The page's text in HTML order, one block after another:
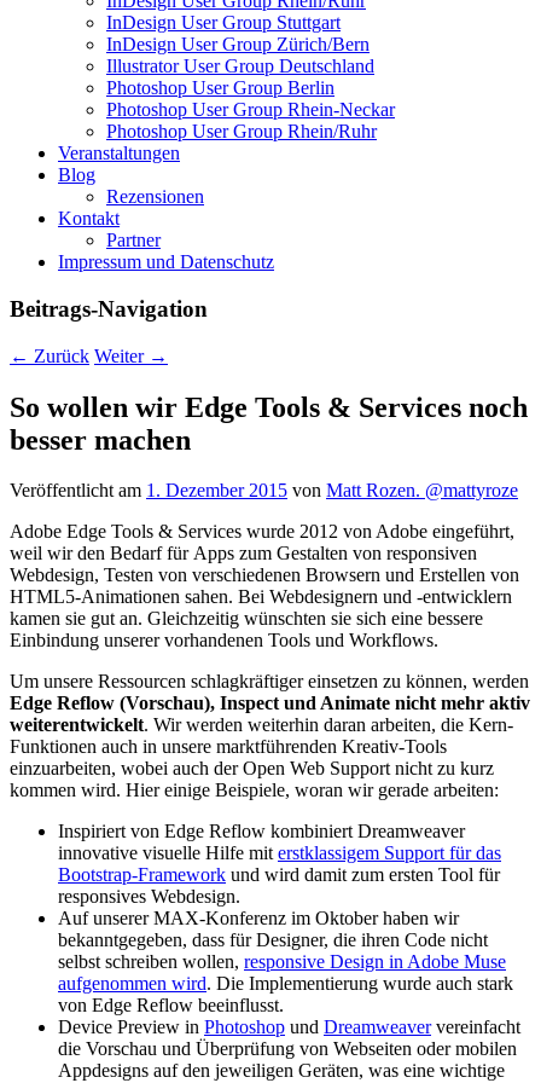
InDesign User Group Stuttgart
InDesign User Group Zürich/Bern
Illustrator User Group Deutschland
Photoshop User Group Berlin
Photoshop User Group Rhein-Neckar
Photoshop User Group Rhein/Ruhr
Veranstaltungen
Blog
Rezensionen
Kontakt
Partner
Impressum und Datenschutz
Beitrags-Navigation
← Zurück Weiter →
So wollen wir Edge Tools & Services noch
besser machen
Veröffentlicht am 1. Dezember 2015 von Matt Rozen. @mattyroze
Adobe Edge Tools & Services wurde 2012 von Adobe eingeführt,
weil wir den Bedarf für Apps zum Gestalten von responsiven
Webdesign, Testen von verschiedenen Browsern und Erstellen von
HTML5-Animationen sahen. Bei Webdesignern und -entwicklern
kamen sie gut an. Gleichzeitig wünschten sie sich eine bessere
Einbindung unserer vorhandenen Tools und Workflows.
Um unsere Ressourcen schlagkräftiger einsetzen zu können, werden
Edge Reflow (Vorschau), Inspect und Animate nicht mehr aktiv
weiterentwickelt. Wir werden weiterhin daran arbeiten, die Kern-
Funktionen auch in unsere marktführenden Kreativ-Tools
einzuarbeiten, wobei auch der Open Web Support nicht zu kurz
kommen wird. Hier einige Beispiele, woran wir gerade arbeiten:
Inspiriert von Edge Reflow kombiniert Dreamweaver
innovative visuelle Hilfe miterstklassigem Support für das
Bootstrap-Framework und wird damit zum ersten Tool für
responsives Webdesign.
Auf unserer MAX-Konferenz im Oktober haben wir
bekanntgegeben, dass für Designer, die ihren Code nicht
selbst schreiben wollen, responsive Design in Adobe Muse
aufgenommen wird. Die Implementierung wurde auch stark
von Edge Reflow beeinflusst.
Device Preview in Photoshop und Dreamweaververeinfacht
die Vorschau und Überprüfung von Webseiten oder mobilen
Appdesigns auf den jeweiligen Geräten, was eine wichtige